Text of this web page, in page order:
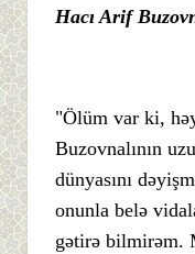
Hacı Arif
"Ölüm var ki,
Buzovnalının
dünyasını
onunla belə
gətirə bilmirəm.